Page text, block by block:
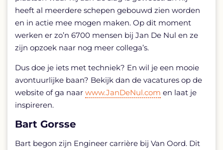
heeft al meerdere schepen gebouwd zien worden
en in actie mee mogen maken. Op dit moment
werken er zo’n 6700 mensen bij Jan De Nul en ze
zijn opzoek naar nog meer collega’s.
Dus doe je iets met techniek? En wil je een mooie
avontuurlijke baan? Bekijk dan de vacatures op de
website of ga naar www.JanDeNul.com en laat je
inspireren.
Bart Gorsse
Bart begon zijn Engineer carrière bij Van Oord. Dit